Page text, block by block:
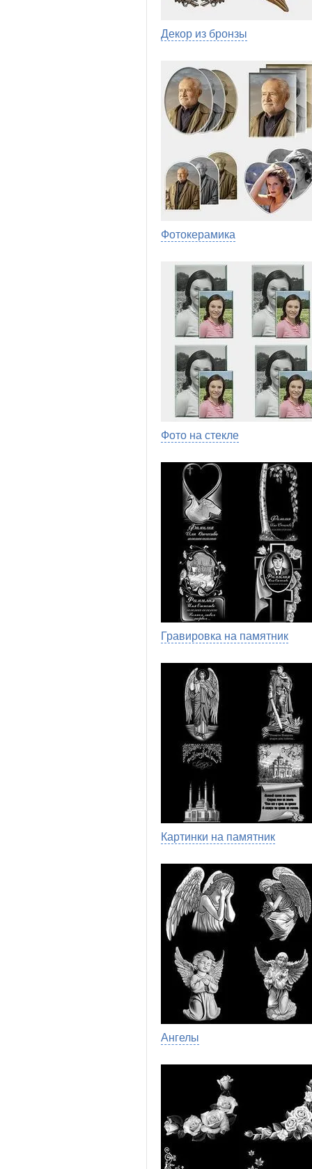
Декор из бронзы
Фотокерамика
Фото на стекле
Гравировка на памятник
Картинки на памятник
Ангелы